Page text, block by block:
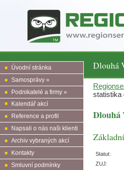
Dlouhá
Úvodní stránka
Samosprávy »
Podnikatelé a firmy »
Kalendář akcí
Reference a profil
Napsali o nás naši klienti
Archiv vybraných akcí
Kontakty
Smluvní podmínky
statistika
Dlouhá
Statut:
ZUJ: